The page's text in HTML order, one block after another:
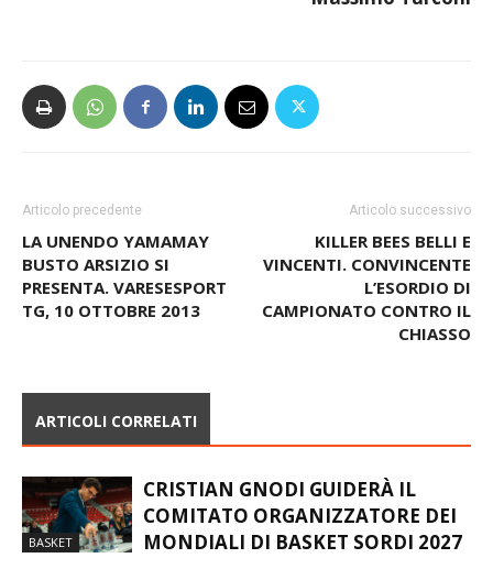
Articolo precedente
LA UNENDO YAMAMAY
BUSTO ARSIZIO SI
PRESENTA. VARESESPORT
TG, 10 OTTOBRE 2013
Articolo successivo
KILLER BEES BELLI E
VINCENTI. CONVINCENTE
L’ESORDIO DI
CAMPIONATO CONTRO IL
CHIASSO
ARTICOLI CORRELATI
BASKET
CRISTIAN GNODI GUIDERÀ IL
COMITATO ORGANIZZATORE DEI
MONDIALI DI BASKET SORDI 2027